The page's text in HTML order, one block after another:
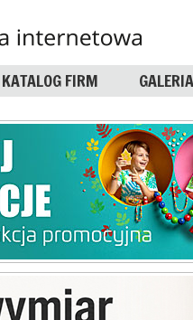
KATALOG FIRM GALERIA